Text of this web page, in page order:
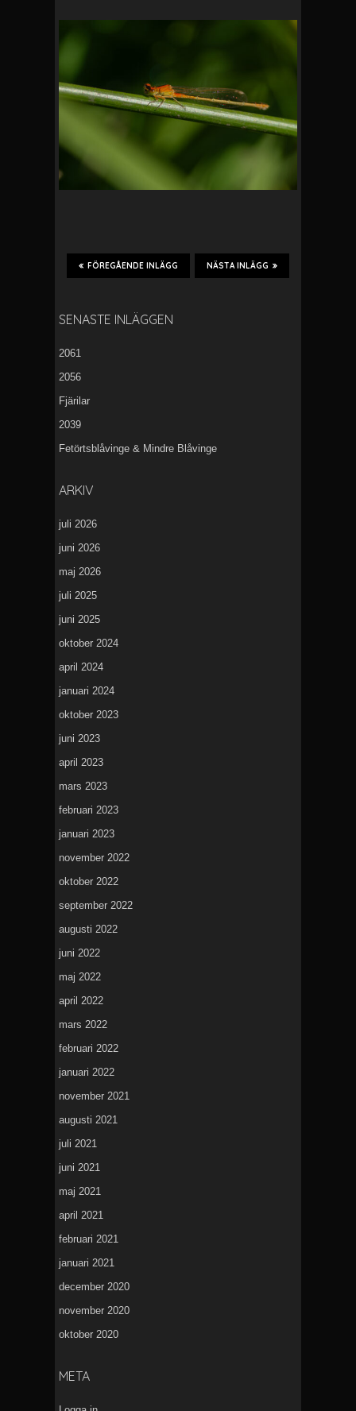
NÄSTA INLÄGG
FÖREGÅENDE INLÄGG
SENASTE INLÄGGEN
2061
2056
Fjärilar
2039
Fetörtsblåvinge & Mindre Blåvinge
ARKIV
juli 2026
juni 2026
maj 2026
juli 2025
juni 2025
oktober 2024
april 2024
januari 2024
oktober 2023
juni 2023
april 2023
mars 2023
februari 2023
januari 2023
november 2022
oktober 2022
september 2022
augusti 2022
juni 2022
maj 2022
april 2022
mars 2022
februari 2022
januari 2022
november 2021
augusti 2021
juli 2021
juni 2021
maj 2021
april 2021
februari 2021
januari 2021
december 2020
november 2020
oktober 2020
META